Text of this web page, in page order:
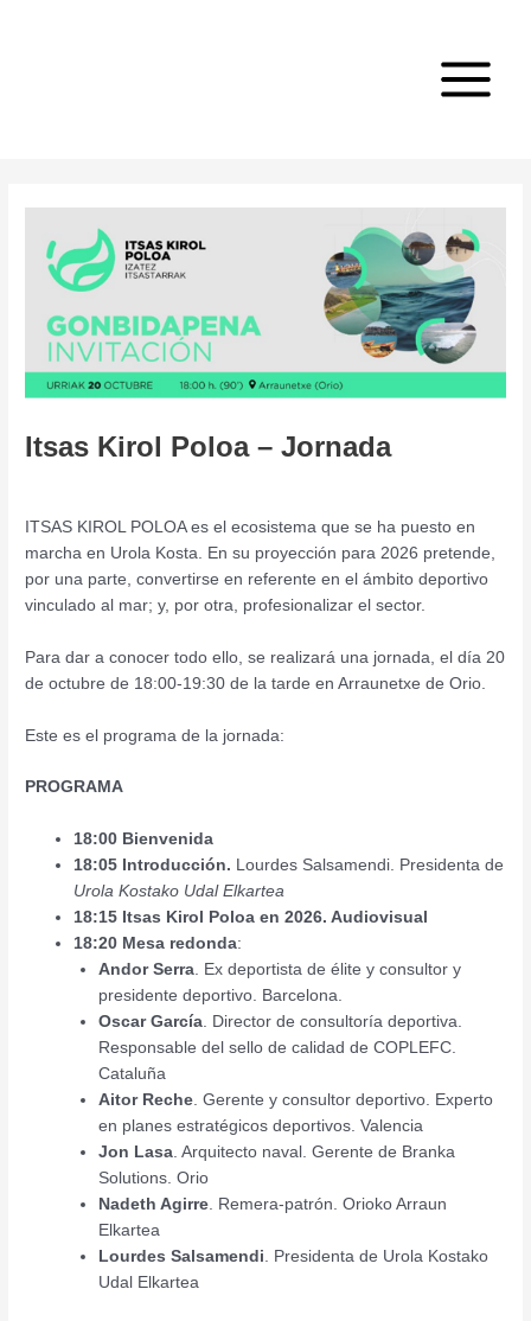
Menu
Itsas Kirol Poloa – Jornada
ITSAS KIROL POLOA es el ecosistema que se ha puesto en
marcha en Urola Kosta. En su proyección para 2026 pretende,
por una parte, convertirse en referente en el ámbito deportivo
vinculado al mar; y, por otra, profesionalizar el sector.
Para dar a conocer todo ello, se realizará una jornada, el día 20
de octubre de 18:00-19:30 de la tarde en Arraunetxe de Orio.
Este es el programa de la jornada:
PROGRAMA
18:00 Bienvenida
18:05 Introducción. Lourdes Salsamendi. Presidenta de
Urola Kostako Udal Elkartea
18:15 Itsas Kirol Poloa en 2026. Audiovisual
18:20 Mesa redonda:
Andor Serra. Ex deportista de élite y consultor y
presidente deportivo. Barcelona.
Oscar García. Director de consultoría deportiva.
Responsable del sello de calidad de COPLEFC.
Cataluña
Aitor Reche. Gerente y consultor deportivo. Experto
en planes estratégicos deportivos. Valencia
Jon Lasa. Arquitecto naval. Gerente de Branka
Solutions. Orio
Nadeth Agirre. Remera-patrón. Orioko Arraun
Elkartea
Lourdes Salsamendi. Presidenta de Urola Kostako
Udal Elkartea